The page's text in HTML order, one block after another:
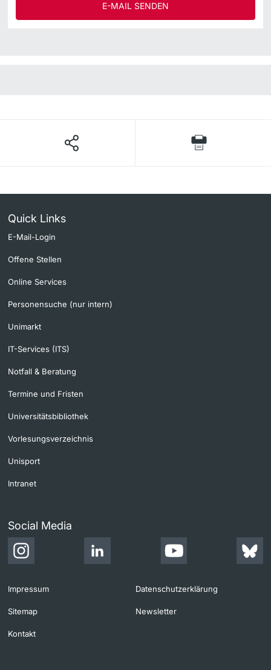
E-MAIL SENDEN
Quick Links
E-Mail-Login
Offene Stellen
Online Services
Personensuche (nur intern)
Unimarkt
IT-Services (ITS)
Notfall & Beratung
Termine und Fristen
Universitätsbibliothek
Vorlesungsverzeichnis
Unisport
Intranet
Social Media
Impressum Datenschutzerklärung
Sitemap Newsletter
Kontakt